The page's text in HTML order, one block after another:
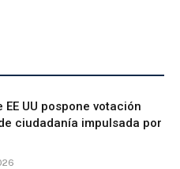
EE UU pospone votación
ciudadanía impulsada por